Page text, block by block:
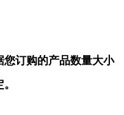
订购的产品数量大小